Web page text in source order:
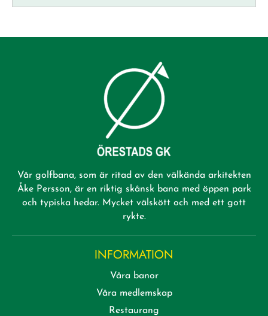
Vår golfbana, som är ritad av den välkända arkitekten
Åke Persson, är en riktig skånsk bana med öppen park
och typiska hedar. Mycket välskött och med ett gott
rykte.
INFORMATION
Våra banor
Våra medlemskap
Restaurang